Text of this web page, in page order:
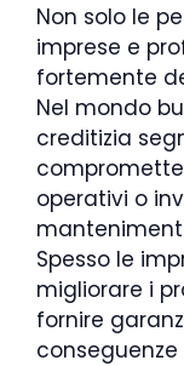
Non solo le
imprese e
fortemente
Nel mondo
creditizia
operativi o
Spesso le
migliorare i
fornire